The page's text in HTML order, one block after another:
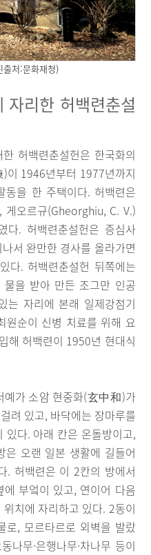
출처:문화재청)
자리한 허백련춘설
허백련춘설헌은 한국화의
이 1946년부터 1977년까지
동을 한 주택이다. 허백련은
게오르규(Gheorghiu, C. V.)
다. 허백련춘설헌은 증심사
서 완만한 경사를 올라가면
다. 허백련춘설헌 뒤쪽에는
을 받아 만든 조그만 인공
는 자리에 본래 일제강점기
원순이 신병 치료를 위해 요
해 허백련이 1950년 현대식
예가 소암 현중화(玄中和)가
려 있고, 바닥에는 장마루를
있다. 아래 칸은 온돌방이고,
은 오랜 일본 생활에 길들어
. 허백련은 이 2칸의 방에서
부엌이 있고, 연이어 다음
치에 자리하고 있다. 2동이
, 모르타르로 외벽을 발랐
나무·은행나무·차나무 등이